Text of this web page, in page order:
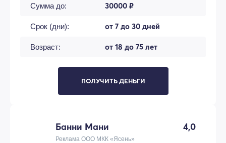
Сумма до: 30000 ₽
Срок (дни): от 7 до 30 дней
Возраст: от 18 до 75 лет
ПОЛУЧИТЬ ДЕНЬГИ
Банни Мани 4,0
Реклама ООО МКК «Ясень»